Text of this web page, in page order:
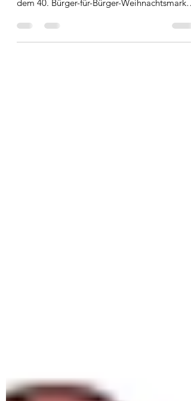
Liebe Eltern und Freunde der Kita an der
dem 40. Bürger-für-Bürger-Weihnachtsmarkt
in...